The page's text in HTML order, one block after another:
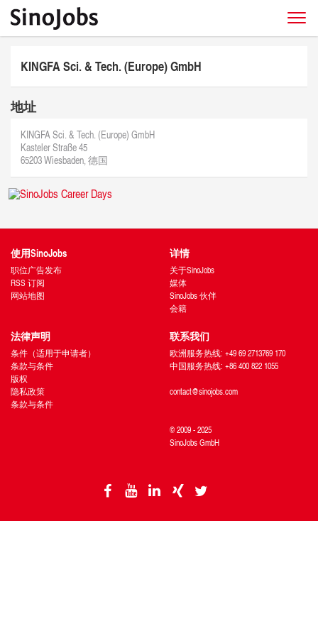
KINGFA Sci. & Tech. (Europe) GmbH
地址
KINGFA Sci. & Tech. (Europe) GmbH
Kasteler Straße 45
65203 Wiesbaden, 德国
使用SinoJobs
职位广告发布
RSS 订阅
网站地图
详情
关于SinoJobs
媒体
SinoJobs 伙伴
会籍
法律声明
条件（适用于申请者）
条款与条件
版权
隐私政策
条款与条件
联系我们
欧洲服务热线: +49 69 2713769 170
中国服务热线: +86 400 822 1055
contact@sinojobs.com
© 2009 - 2025
SinoJobs GmbH